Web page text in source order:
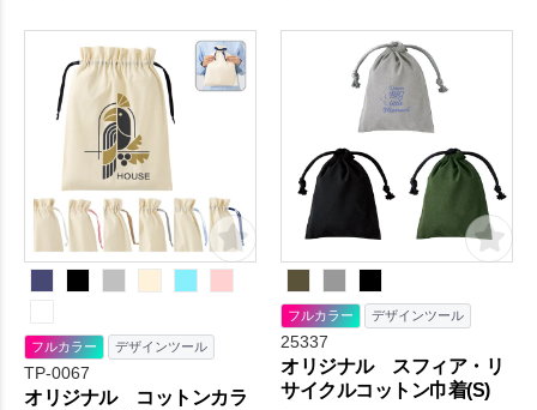
フルカラー デザインツール
TP-0067
オリジナル コットンカラ
フルカラー デザインツール
25337
オリジナル スフィア・リ
サイクルコットン巾着(S)